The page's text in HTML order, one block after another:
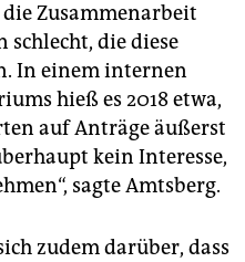
Zusammenarbeit
die diese
In einem internen
hieß es 2018 etwa,
auf Anträge äußerst
kein Interesse,
sagte Amtsberg.
zudem darüber, dass